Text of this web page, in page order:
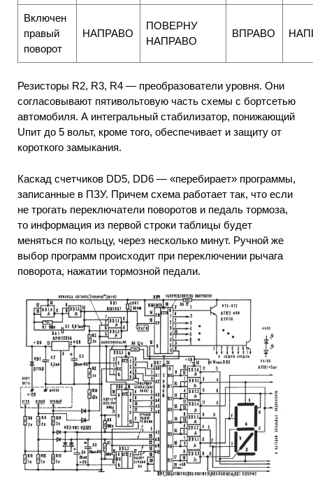
Включен
правый
поворот
НАПРАВО
ПОВЕРНУ
НАПРАВО
ВПРАВО
Резисторы R2, R3, R4 — преобразователи уровня. Они
согласовывают пятивольтовую часть схемы с бортсетью
автомобиля. А интегральный стабилизатор, понижающий
Uпит до 5 вольт, кроме того, обеспечивает и защиту от
короткого замыкания.
Каскад счетчиков DD5, DD6 — «перебирает» программы,
записанные в ПЗУ. Причем схема работает так, что если
не трогать переключатели поворотов и педаль тормоза,
то информация из первой строки таблицы будет
меняться по кольцу, через несколько минут. Ручной же
выбор программ происходит при переключении рычага
поворота, нажатии тормозной педали.